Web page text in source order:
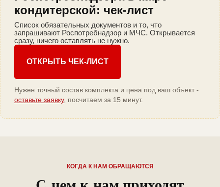
кондитерской: чек-лист
Список обязательных документов и то, что
запрашивают Роспотребнадзор и МЧС. Открывается
сразу, ничего оставлять не нужно.
ОТКРЫТЬ ЧЕК-ЛИСТ
Нужен точный состав комплекта и цена под ваш объект -
оставьте заявку, посчитаем за 15 минут.
КОГДА К НАМ ОБРАЩАЮТСЯ